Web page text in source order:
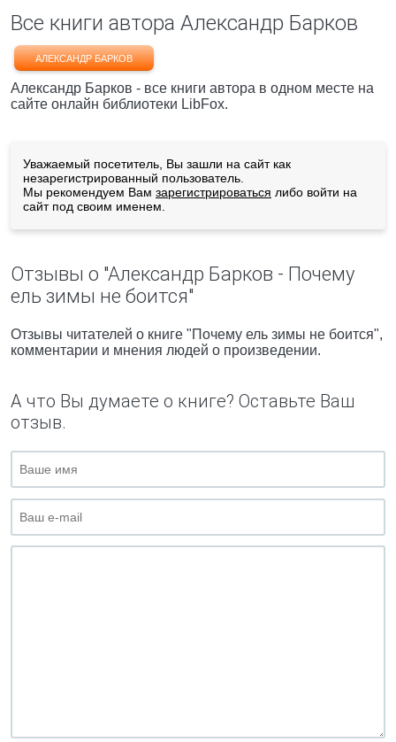
Все книги автора Александр Барков
АЛЕКСАНДР БАРКОВ
Александр Барков - все книги автора в одном месте на
сайте онлайн библиотеки LibFox.
Уважаемый посетитель, Вы зашли на сайт как
незарегистрированный пользователь.
Мы рекомендуем Вам зарегистрироваться либо войти на
сайт под своим именем.
Отзывы о "Александр Барков - Почему
ель зимы не боится"
Отзывы читателей о книге "Почему ель зимы не боится",
комментарии и мнения людей о произведении.
А что Вы думаете о книге? Оставьте Ваш
отзыв.